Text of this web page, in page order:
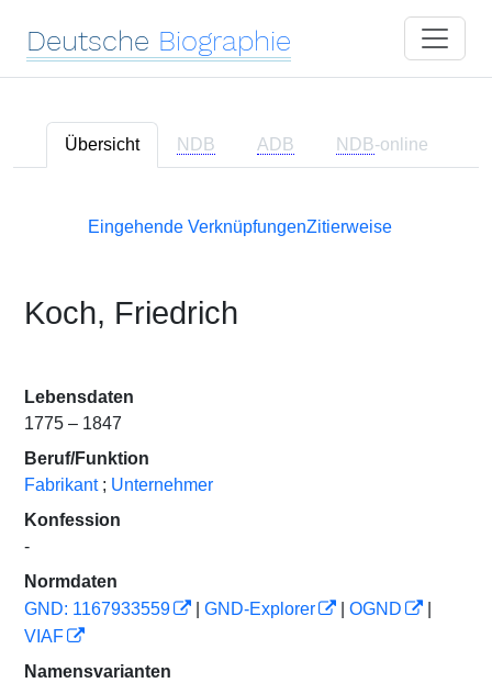
Deutsche Biographie
Übersicht NDB ADB NDB-online
Eingehende VerknüpfungenZitierweise
Koch, Friedrich
Lebensdaten
1775 – 1847
Beruf/Funktion
Fabrikant ; Unternehmer
Konfession
-
Normdaten
GND: 1167933559
GND-Explorer OGND
VIAF
Namensvarianten